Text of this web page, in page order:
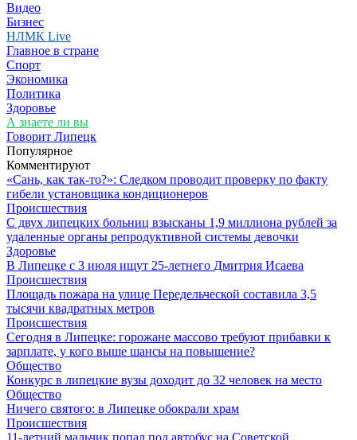
Видео
Бизнес
НЛМК Live
Главное в стране
Спорт
Экономика
Политика
Здоровье
А знаете ли вы
Говорит Липецк
Популярное
Комментируют
«Сань, как так-то?»: Следком проводит проверку по факту
гибели установщика кондиционеров
Происшествия
С двух липецких больниц взысканы 1,9 миллиона рублей за
удаленные органы репродуктивной системы девочки
Здоровье
В Липецке с 3 июля ищут 25-летнего Дмитрия Исаева
Происшествия
Площадь пожара на улице Передельческой составила 3,5
тысячи квадратных метров
Происшествия
Сегодня в Липецке: горожане массово требуют прибавки к
зарплате, у кого выше шансы на повышение?
Общество
Конкурс в липецкие вузы доходит до 32 человек на место
Общество
Ничего святого: в Липецке обокрали храм
Происшествия
11-летний мальчик попал под автобус на Советcкой